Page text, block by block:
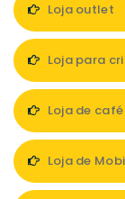
Loja outlet
Loja para
Loja de café
Loja de